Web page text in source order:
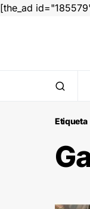
[the_ad
Etiqueta